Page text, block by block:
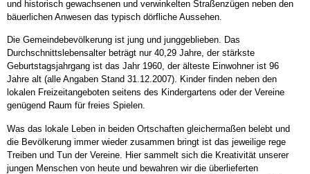
und historisch gewachsenen und verwinkelten Straßenzügen neben den
bäuerlichen Anwesen das typisch dörfliche Aussehen.
Die Gemeindebevölkerung ist jung und junggeblieben. Das
Durchschnittslebensalter beträgt nur 40,29 Jahre, der stärkste
Geburtstagsjahrgang ist das Jahr 1960, der älteste Einwohner ist 96
Jahre alt (alle Angaben Stand 31.12.2007). Kinder finden neben den
lokalen Freizeitangeboten seitens des Kindergartens oder der Vereine
genügend Raum für freies Spielen.
Was das lokale Leben in beiden Ortschaften gleichermaßen belebt und
die Bevölkerung immer wieder zusammen bringt ist das jeweilige rege
Treiben und Tun der Vereine. Hier sammelt sich die Kreativität unserer
jungen Menschen von heute und bewahren wir die überlieferten